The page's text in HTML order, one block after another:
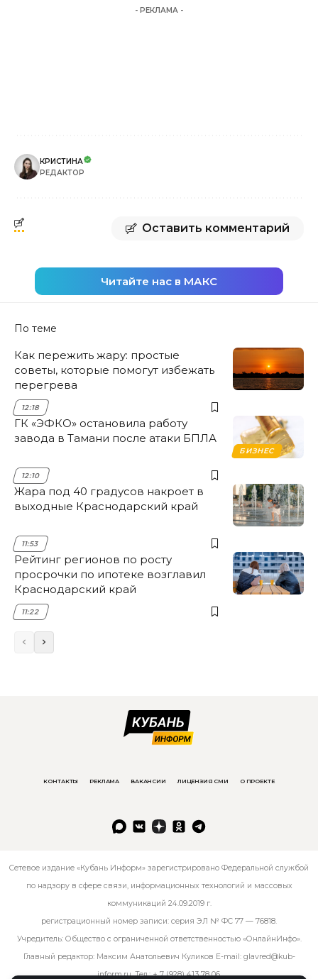
- РЕКЛАМА -
КРИСТИНА
РЕДАКТОР
Оставить комментарий
Читайте нас в МАКС
По теме
Как пережить жару: простые
советы, которые помогут избежать
перегрева
12:18
БИЗНЕС
ГК «ЭФКО» остановила работу
завода в Тамани после атаки БПЛА
12:10
Жара под 40 градусов накроет в
выходные Краснодарский край
11:53
Рейтинг регионов по росту
просрочки по ипотеке возглавил
Краснодарский край
11:22
КОНТАКТЫ РЕКЛАМА ВАКАНСИИ ЛИЦЕНЗИЯ СМИ О ПРОЕКТЕ
Сетевое издание «Кубань Информ» зарегистрировано Федеральной службой
по надзору в сфере связи, информационных технологий и массовых
коммуникаций 24.09.2019 г.
регистрационный номер записи: серия ЭЛ № ФС 77 — 76818.
Учредитель: Общество с ограниченной ответственностью «ОнлайнИнфо».
Главный редактор: Максим Анатольевич Куликов E-mail: glavred@kub-
inform.ru. Тел.:+ 7 (928) 413 78 06.